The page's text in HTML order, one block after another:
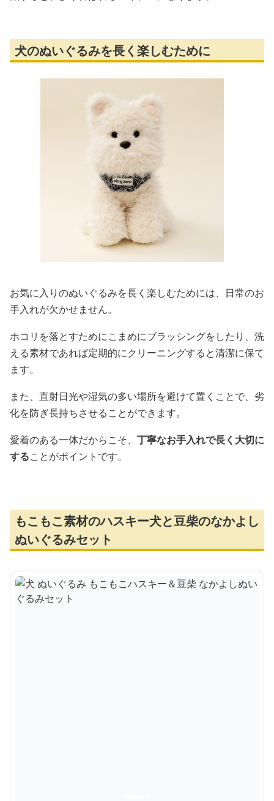
犬のぬいぐるみを長く楽しむために
お気に入りのぬいぐるみを長く楽しむためには、日常のお
手入れが欠かせません。
ホコリを落とすためにこまめにブラッシングをしたり、洗
える素材であれば定期的にクリーニングすると清潔に保て
ます。
また、直射日光や湿気の多い場所を避けて置くことで、劣
化を防ぎ長持ちさせることができます。
愛着のある一体だからこそ、 丁寧なお手入れで長く大切に
することがポイントです。
もこもこ素材のハスキー犬と豆柴のなかよし
ぬいぐるみセット